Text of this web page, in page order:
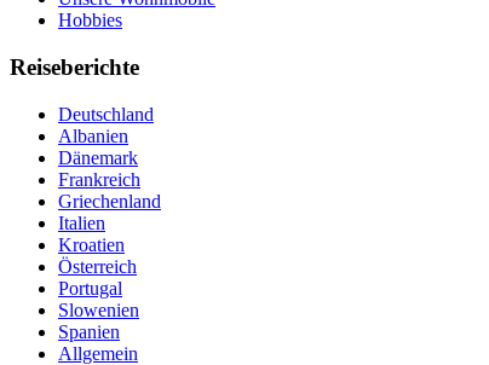
Hobbies
Reiseberichte
Deutschland
Albanien
Dänemark
Frankreich
Griechenland
Italien
Kroatien
Österreich
Portugal
Slowenien
Spanien
Allgemein